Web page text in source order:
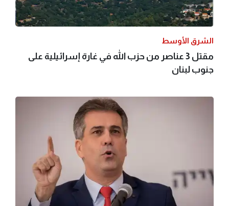
الشرق الأوسط
مقتل 3 عناصر من حزب الله في غارة إسرائيلية على
جنوب لبنان